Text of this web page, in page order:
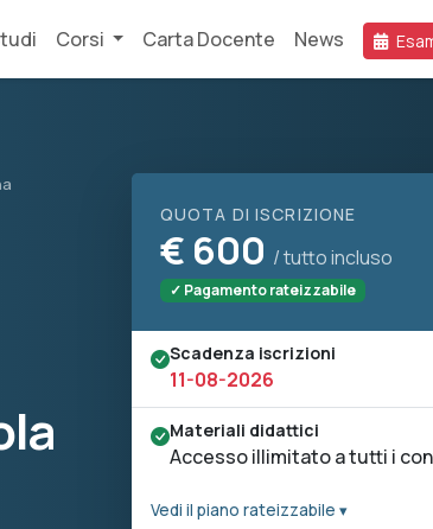
Corsi Carta Docente News
QUOTA DI ISCRIZIONE
€ 600 / tutto incluso
✓ Pagamento rateizzabile
Scadenza iscrizioni
11-08-2026
Materiali didattici
Accesso illimitato a tutti i
Vedi il piano rateizzabile ▾